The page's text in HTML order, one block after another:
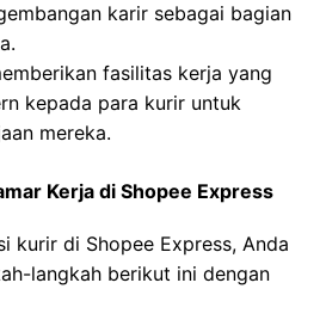
karir sebagai bagian
fasilitas kerja yang
kepada para kurir untuk
mereka.
Kerja di Shopee Express
kurir di Shopee Express, Anda
langkah berikut ini dengan